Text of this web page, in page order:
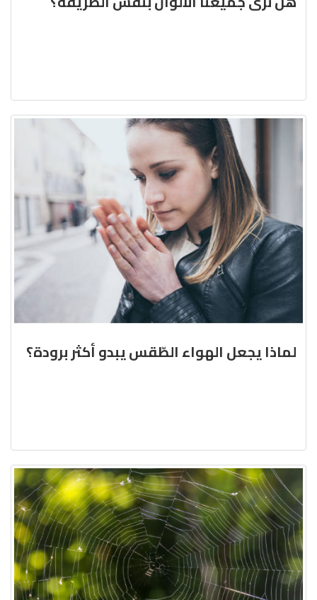
لماذا يجعل الهواء الطّقس يبدو أكثر برودة؟